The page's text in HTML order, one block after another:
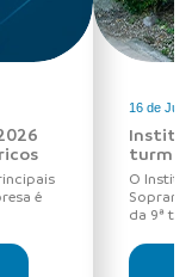
é
16 de
turma
O
da 9ª